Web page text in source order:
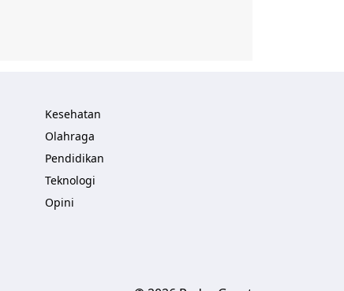
Kesehatan
Olahraga
Pendidikan
Teknologi
Opini